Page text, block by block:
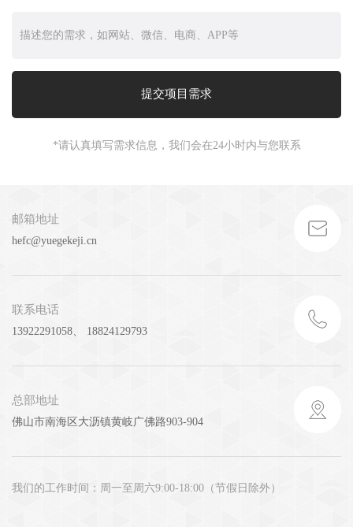
*请认真填写需求信息，我们会在24小时内与您联系
邮箱地址
hefc@yuegekeji.cn
联系电话
13922291058、 18824129793
总部地址
佛山市南海区大沥镇黄岐广佛路903-904
我们的工作时间：周一至周六9:00-18:00（节假日除外）